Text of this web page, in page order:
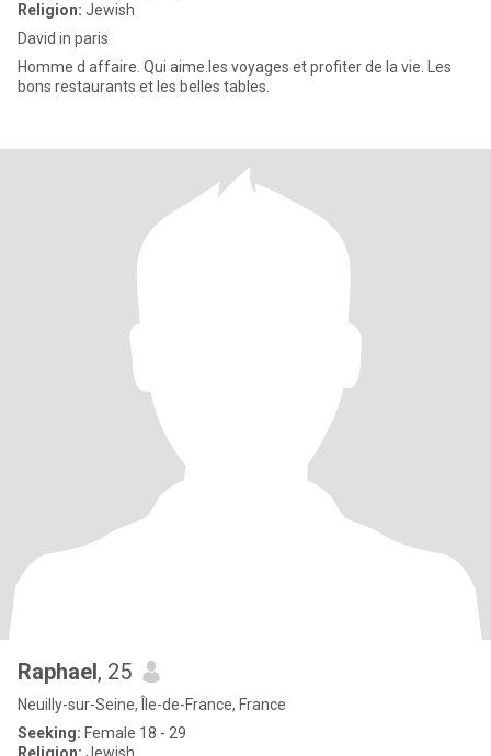
Religion: Jewish
David in paris
Homme d affaire. Qui aime.les voyages et profiter de la vie. Les
bons restaurants et les belles tables.
Raphael, 25
Neuilly-sur-Seine, Île-de-France, France
Seeking: Female 18 - 29